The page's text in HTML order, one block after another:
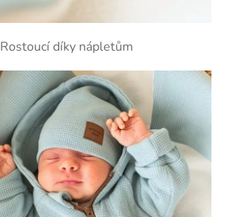
Rostoucí díky nápletům